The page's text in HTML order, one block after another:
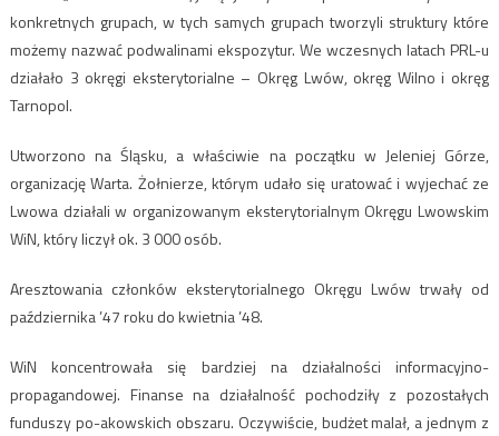
konkretnych grupach, w tych samych grupach tworzyli struktury które
możemy nazwać podwalinami ekspozytur. We wczesnych latach PRL-u
działało 3 okręgi eksterytorialne – Okręg Lwów, okręg Wilno i okręg
Tarnopol.
Utworzono na Śląsku, a właściwie na początku w Jeleniej Górze,
organizację Warta. Żołnierze, którym udało się uratować i wyjechać ze
Lwowa działali w organizowanym eksterytorialnym Okręgu Lwowskim
WiN, który liczył ok. 3 000 osób.
Aresztowania członków eksterytorialnego Okręgu Lwów trwały od
października ’47 roku do kwietnia ’48.
WiN koncentrowała się bardziej na działalności informacyjno-
propagandowej. Finanse na działalność pochodziły z pozostałych
funduszy po-akowskich obszaru. Oczywiście, budżet malał, a jednym z